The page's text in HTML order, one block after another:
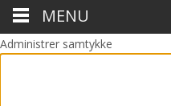
Administrer samtykke
MENU